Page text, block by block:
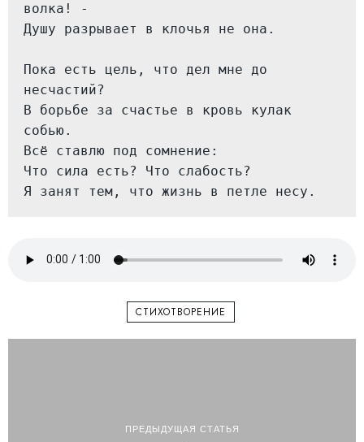
волка! -
Душу разрывает в клочья не она.
Пока есть цель, что дел мне до
несчастий?
В борьбе за счастье в кровь кулак
собью.
Всё ставлю под сомнение:
Что сила есть? Что слабость?
Я занят тем, что жизнь в петле несу.
СТИХОТВОРЕНИЕ
ПРЕДЫДУЩАЯ СТАТЬЯ